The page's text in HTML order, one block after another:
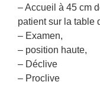
– Accueil à 45 cm
patient sur la table
– Examen,
– position haute,
– Déclive
– Proclive